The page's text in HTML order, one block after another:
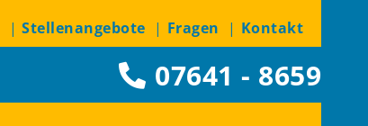
Stellenangebote Fragen Kontakt
07641 - 8659